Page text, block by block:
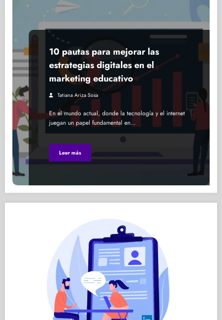
10 pautas para mejorar las
estrategias digitales en el
marketing educativo
Tatiana Ariza Sosa
En el mundo actual, donde la tecnología y el internet
juegan un papel fundamental en…
Leer más